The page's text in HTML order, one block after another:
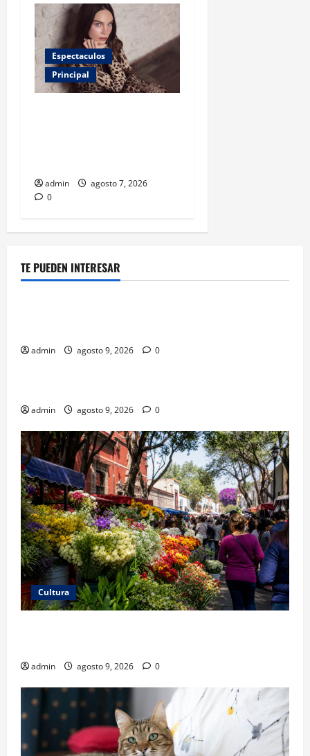
Espectaculos
Principal
admin
agosto 7, 2026
0
TE PUEDEN INTERESAR
Negocios
admin agosto 9, 2026 0
Turismo
admin agosto 9, 2026 0
Cultura
admin agosto 9, 2026 0